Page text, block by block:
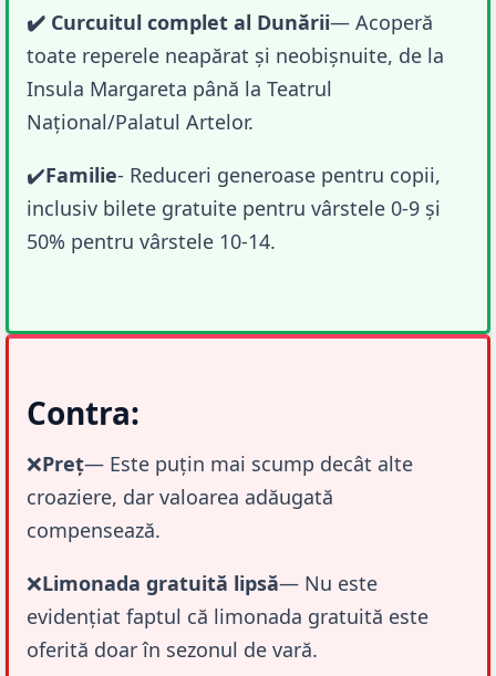
✔️ Curcuitul complet al Dunării— Acoperă
toate reperele neapărat și neobișnuite, de la
Insula Margareta până la Teatrul
Național/Palatul Artelor.
✔️Familie- Reduceri generoase pentru copii,
inclusiv bilete gratuite pentru vârstele 0-9 și
50% pentru vârstele 10-14.
Contra:
❌Preț— Este puțin mai scump decât alte
croaziere, dar valoarea adăugată
compensează.
❌Limonada gratuită lipsă— Nu este
evidențiat faptul că limonada gratuită este
oferită doar în sezonul de vară.